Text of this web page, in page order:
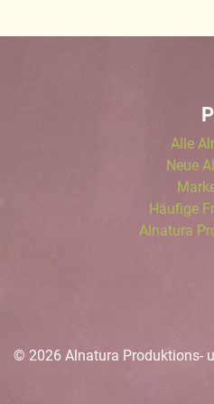
Alle
Neue
Häufige
Alnatura
© 2026 Alnatura Produktions-